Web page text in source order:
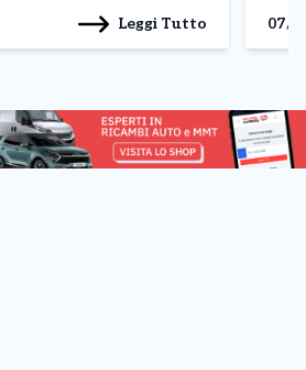
è stato uno dei
Leggi Tutto
a
07/